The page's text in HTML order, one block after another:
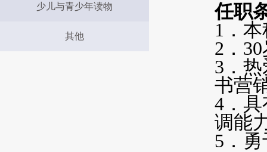
少儿与青少年读物
其他
任职
1 ．
2 ．
3 ．
书营
4 ．
调能
5 ．